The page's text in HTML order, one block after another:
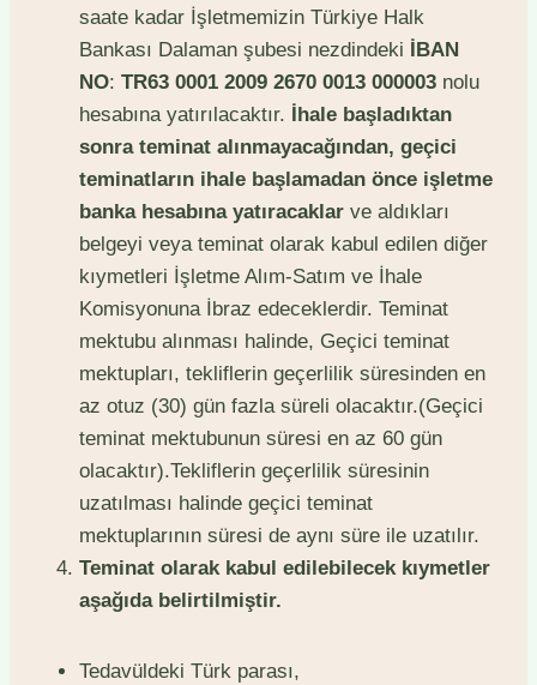
saate kadar İşletmemizin Türkiye Halk
Bankası Dalaman şubesi nezdindeki İBAN
NO: TR63 0001 2009 2670 0013 000003 nolu
hesabına yatırılacaktır. İhale başladıktan
sonra teminat alınmayacağından, geçici
teminatların ihale başlamadan önce işletme
banka hesabına yatıracaklar ve aldıkları
belgeyi veya teminat olarak kabul edilen diğer
kıymetleri İşletme Alım-Satım ve İhale
Komisyonuna İbraz edeceklerdir. Teminat
mektubu alınması halinde, Geçici teminat
mektupları, tekliflerin geçerlilik süresinden en
az otuz (30) gün fazla süreli olacaktır.(Geçici
teminat mektubunun süresi en az 60 gün
olacaktır).Tekliflerin geçerlilik süresinin
uzatılması halinde geçici teminat
mektuplarının süresi de aynı süre ile uzatılır.
Teminat olarak kabul edilebilecek kıymetler
aşağıda belirtilmiştir.
Tedavüldeki Türk parası,